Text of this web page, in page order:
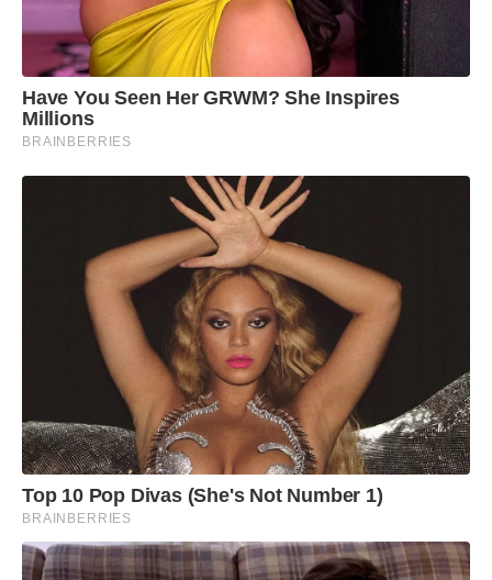
Have You Seen Her GRWM? She Inspires
Millions
BRAINBERRIES
Top 10 Pop Divas (She's Not Number 1)
BRAINBERRIES